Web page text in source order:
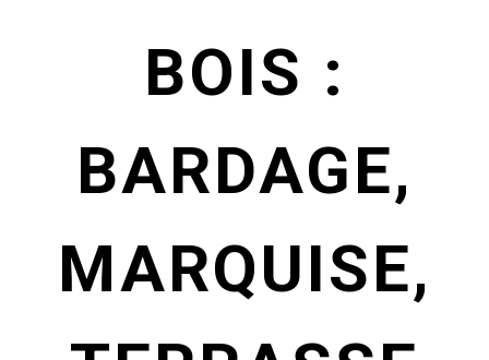
BOIS :
BARDAGE,
MARQUISE,